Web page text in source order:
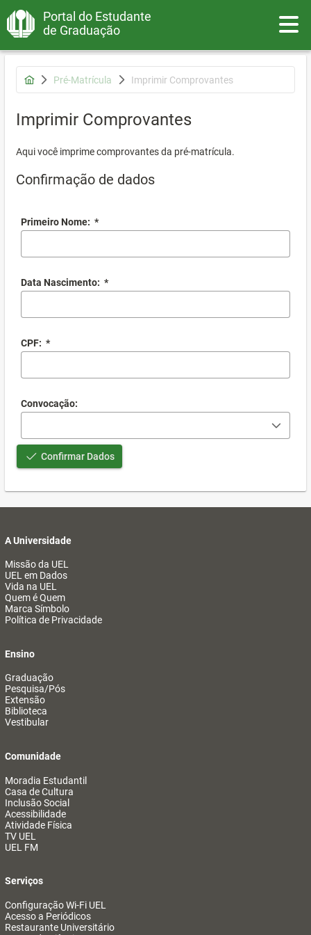
Portal do Estudante
de Graduação
Pré-Matrícula Imprimir Comprovantes
Imprimir Comprovantes
Aqui você imprime comprovantes da pré-matrícula.
Confirmação de dados
Primeiro Nome: *
Data Nascimento: *
CPF: *
Convocação:
Confirmar Dados
A Universidade
Missão da UEL
UEL em Dados
Vida na UEL
Quem é Quem
Marca Símbolo
Política de Privacidade
Ensino
Graduação
Pesquisa/Pós
Extensão
Biblioteca
Vestibular
Comunidade
Moradia Estudantil
Casa de Cultura
Inclusão Social
Acessibilidade
Atividade Física
TV UEL
UEL FM
Serviços
Configuração Wi-Fi UEL
Acesso a Periódicos
Restaurante Universitário